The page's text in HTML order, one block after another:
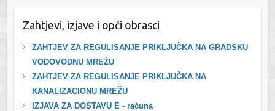
Zahtjevi, izjave i opći obrasci
ZAHTJEV ZA REGULISANJE PRIKLJUČKA NA GRADSKU
VODOVODNU MREŽU
ZAHTJEV ZA REGULISANJE PRIKLJUČKA NA
KANALIZACIONU MREŽU
IZJAVA ZA DOSTAVU E - računa